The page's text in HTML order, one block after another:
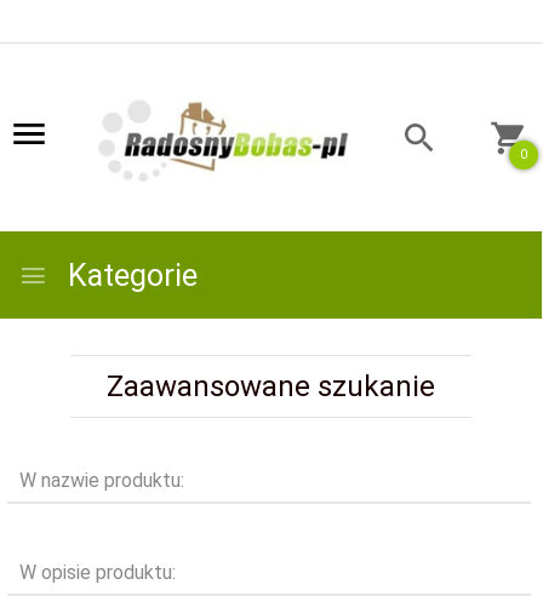
0
Kategorie
Zaawansowane szukanie
W nazwie produktu:
W opisie produktu: